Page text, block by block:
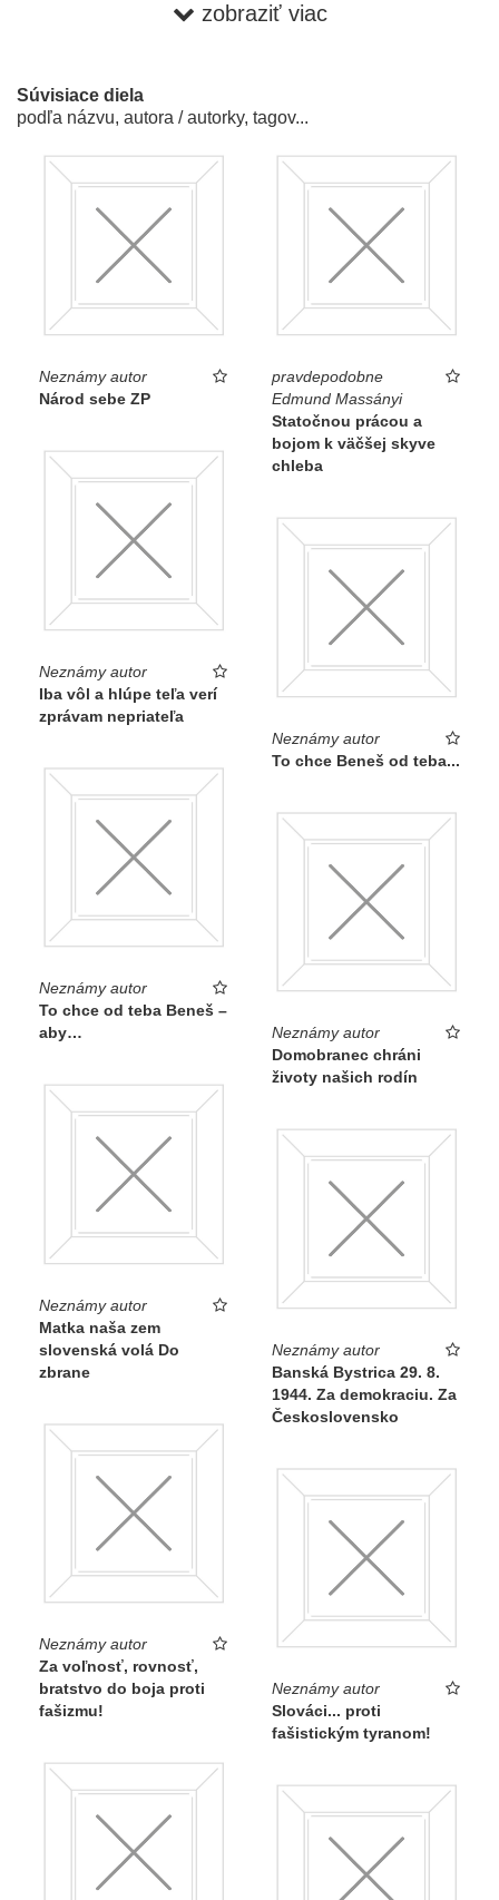
Zvlášť agresívnu podobu, intenzívne živenú aj z
armády na slovenské územie a s vymedzovaním sa voči
konkurenčnej propagande. Protičesky zameraná
propaganda bola intenzívna najmä na začiatku
existencie slovenského štátu. Pomáhala totiž oprávňovať
novú štátnosť. Následne ju prekryli iné záujmy (napr.
démonizácia Židov počas deportácií). Znovu aktuálnou
sa stala po auguste 1944 v súvislosti s rekonštruovaním
(silný antibenešovský tón ľudáckej propagandy). Jedine
takpovediac konštantná, pričom príležitostne fúzovala a
takpovediac sa revitalizovala aj s agendou ostatných
Petra Hanáková ●Sen x skutočnosť Umenie &
Propaganda 1939—1945 (Slovenská národná galéria,
zobraziť viac
Súvisiace diela
podľa názvu, autora / autorky, tagov...
Neznámy autor
Národ sebe ZP
pravdepodobne
Edmund Massányi
Statočnou prácou a
bojom k väčšej skyve
chleba
Neznámy autor
Iba vôl a hlúpe teľa verí
zprávam nepriateľa
Neznámy autor
To chce Beneš od teba...
Neznámy autor
To chce od teba Beneš –
aby…
Neznámy autor
Domobranec chráni
životy našich rodín
Neznámy autor
Matka naša zem
slovenská volá Do
zbrane
Neznámy autor
Banská Bystrica 29. 8.
1944. Za demokraciu. Za
Československo
Neznámy autor
Za voľnosť, rovnosť,
bratstvo do boja proti
fašizmu!
Neznámy autor
Slováci... proti
fašistickým tyranom!